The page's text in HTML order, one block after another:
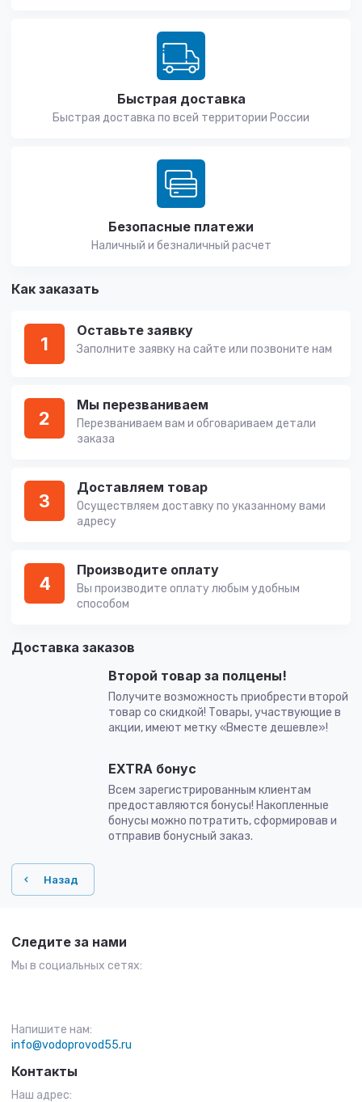
Быстрая доставка
Быстрая доставка по всей территории России
Безопасные платежи
Наличный и безналичный расчет
Как заказать
1
Оставьте заявку
Заполните заявку на сайте или позвоните нам
2
Мы перезваниваем
Перезваниваем вам и обговариваем детали
заказа
3
Доставляем товар
Осуществляем доставку по указанному вами
адресу
4
Производите оплату
Вы производите оплату любым удобным
способом
Доставка заказов
Второй товар за полцены!
Получите возможность приобрести второй
товар со скидкой! Товары, участвующие в
акции, имеют метку «Вместе дешевле»!
EXTRA бонус
Всем зарегистрированным клиентам
предоставляются бонусы! Накопленные
бонусы можно потратить, сформировав и
отправив бонусный заказ.
Назад
Следите за нами
Мы в социальных сетях:
Напишите нам:
info@vodoprovod55.ru
Контакты
Наш адрес: